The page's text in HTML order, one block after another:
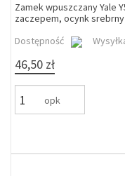
Zamek wpuszczany Yale
zaczepem, ocynk srebrny
Dostępność
46,50 zł
opk